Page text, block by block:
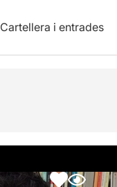
Cartellera i entrades